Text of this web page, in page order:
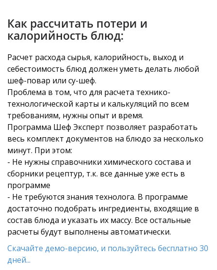
Как рассчитать потери и
калорийность блюд:
Расчет расхода сырья, калорийность, выход и
себестоимость блюд должен уметь делать любой
шеф-повар или су-шеф.
Проблема в том, что для расчета технико-
технологической карты и калькуляций по всем
требованиям, нужны опыт и время.
Программа Шеф Эксперт позволяет разработать
весь комплект документов на блюдо за несколько
минут. При этом:
- Не нужны справочники химического состава и
сборники рецептур, т.к. все данные уже есть в
программе
- Не требуются знания технолога. В программе
достаточно подобрать ингредиенты, входящие в
состав блюда и указать их массу. Все остальные
расчеты будут выполнены автоматически.
Скачайте демо-версию, и пользуйтесь бесплатно 30
дней...